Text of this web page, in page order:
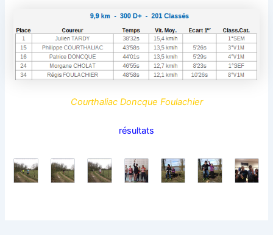
Courthaliac Doncque Foulachier
résultats